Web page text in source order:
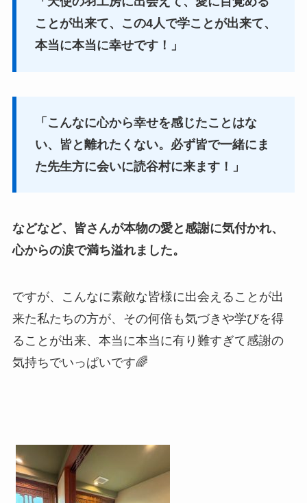
ことが出来て、この4人で学ことが出来て、
本当に本当に幸せです！」
「こんなに心から幸せを感じたことはな
い、皆と離れたくない。必ず皆で一緒にま
た先生方に会いに読谷村に来ます！」
などなど、皆さんが本物の愛と感謝に気付かれ、
心からの涙で満ち溢れました。
ですが、こんなに素敵な皆様に出会えることが出
来た私たちの方が、その何倍も気づきや学びを得
ることが出来、本当に本当に有り難すぎて感謝の
気持ちでいっぱいです🌈